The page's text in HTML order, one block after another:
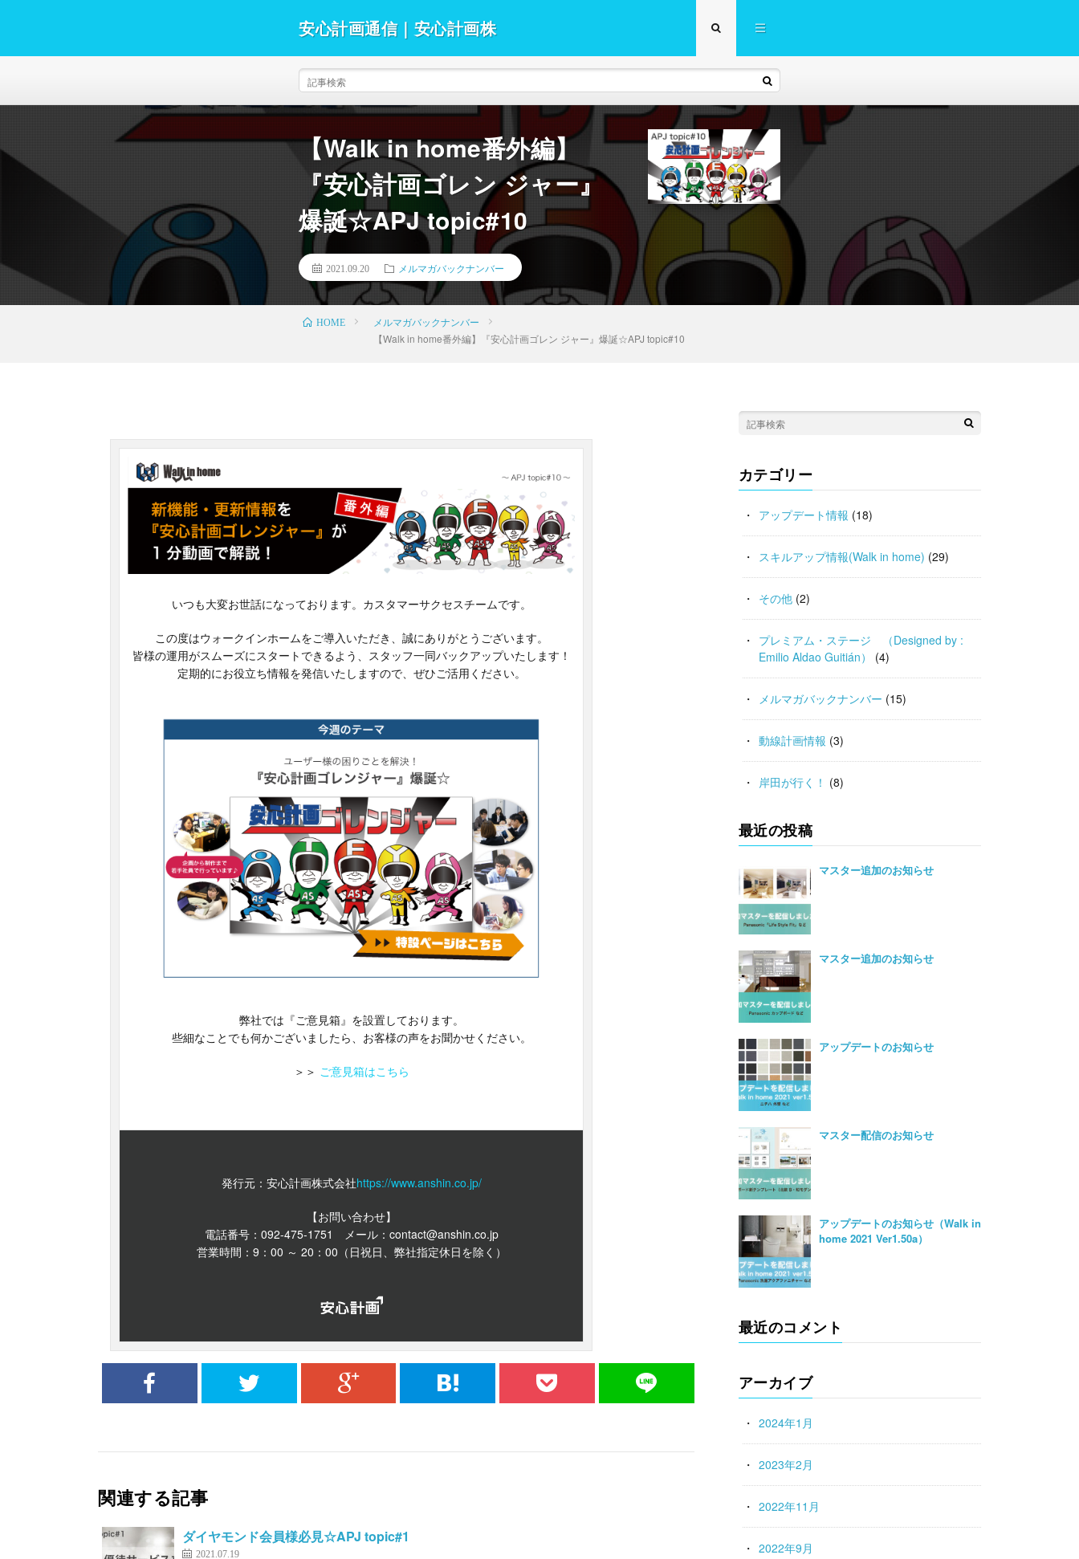
安心計画通信｜安心計画株
式会社
ークインホーム）の情報をはじめ安心計画
いる建築業界のニュースやウォークインホ
ームの最新情報、マニュアルの更新情報や
メルマガバックナンバー等を掲載していま
すので、是非ご覧ください！
【Walk in home番外編】
『安心計画ゴレン ジャー』
爆誕☆APJ topic#10
2021.09.20 メルマガバックナンバー
HOME
メルマガバックナンバー
【Walk in home番外編】『安心計画ゴレン ジャー』爆誕☆APJ topic#10
いつも大変お世話になっております。カスタマーサクセスチームです。
この度はウォークインホームをご導入いただき、誠にありがとうございます。
皆様の運用がスムーズにスタートできるよう、スタッフ一同バックアップいたします！
定期的にお役立ち情報を発信いたしますので、ぜひご活用ください。
弊社では『ご意見箱』を設置しております。
些細なことでも何かございましたら、お客様の声をお聞かせください。
＞＞ ご意見箱はこちら
発行元：安心計画株式会社https://www.anshin.co.jp/
【お問い合わせ】
電話番号：092-475-1751 メール： contact@anshin.co.jp
営業時間：9：00 ～ 20：00（日祝日、弊社指定休日を除く）
関連する記事
ダイヤモンド会員様必見☆APJ topic#1
2021.07.19
カテゴリー
アップデート情報 (18)
スキルアップ情報(Walk in home) (29)
その他(2)
プレミアム・ステージ （Designed by :
Emilio Aldao Guitián）
(4)
メルマガバックナンバー (15)
動線計画情報 (3)
岸田が行く！ (8)
最近の投稿
マスター追加のお知らせ
マスター追加のお知らせ
アップデートのお知らせ
マスター配信のお知らせ
アップデートのお知らせ（Walk in
home 2021 Ver1.50a）
最近のコメント
アーカイブ
2024年1月
2023年2月
2022年11月
2022年9月